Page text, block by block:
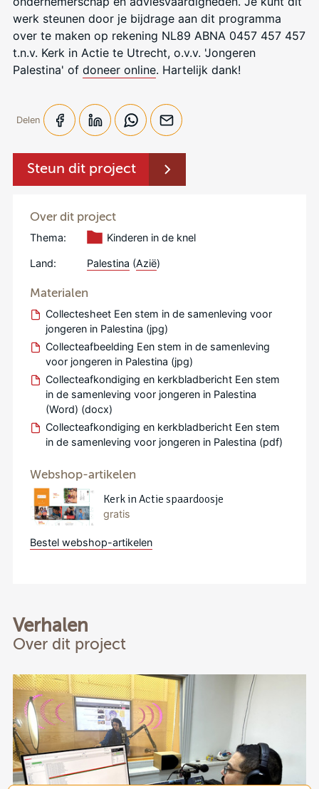
werk steunen door je bijdrage aan dit programma
over te maken op rekening NL89 ABNA 0457 457 457
t.n.v. Kerk in Actie te Utrecht, o.v.v. 'Jongeren
Palestina' of doneer online. Hartelijk dank!
Delen
Steun dit project
Over dit project
Thema:
Kinderen in de knel
Land: Palestina (Azië)
Materialen
Collectesheet Een stem in de samenleving voor
jongeren in Palestina (jpg)
Collecteafbeelding Een stem in de samenleving
voor jongeren in Palestina (jpg)
Collecteafkondiging en kerkbladbericht Een stem
in de samenleving voor jongeren in Palestina
(Word) (docx)
Collecteafkondiging en kerkbladbericht Een stem
in de samenleving voor jongeren in Palestina (pdf)
Webshop-artikelen
Kerk in Actie spaardoosje
gratis
Bestel webshop-artikelen
Verhalen
Over dit project